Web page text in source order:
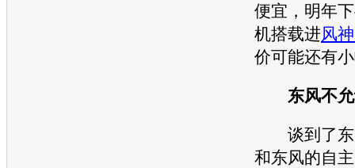
便宜，明年
机搭载进风
价可能还有
东风不
谈到了东
和东风的自